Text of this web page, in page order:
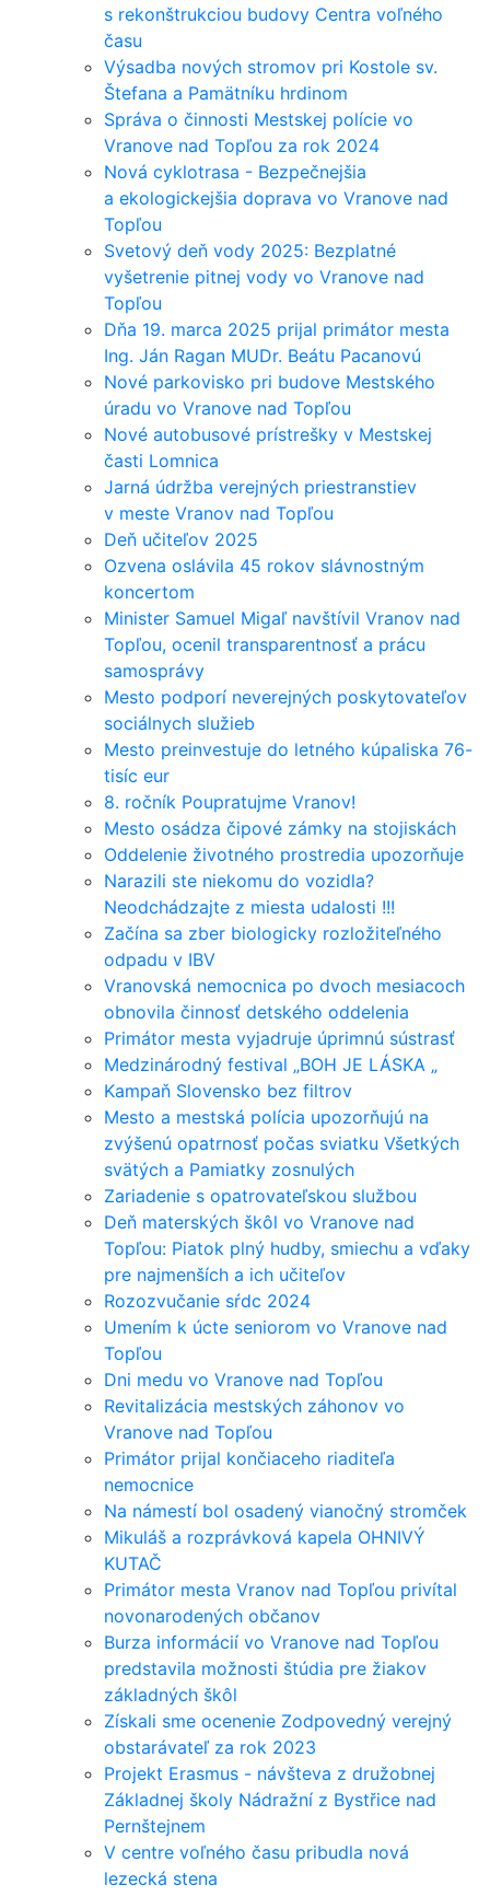
s rekonštrukciou budovy Centra voľného
času
Výsadba nových stromov pri Kostole sv.
Štefana a Pamätníku hrdinom
Správa o činnosti Mestskej polície vo
Vranove nad Topľou za rok 2024
Nová cyklotrasa - Bezpečnejšia
a ekologickejšia doprava vo Vranove nad
Topľou
Svetový deň vody 2025: Bezplatné
vyšetrenie pitnej vody vo Vranove nad
Topľou
Dňa 19. marca 2025 prijal primátor mesta
Ing. Ján Ragan MUDr. Beátu Pacanovú
Nové parkovisko pri budove Mestského
úradu vo Vranove nad Topľou
Nové autobusové prístrešky v Mestskej
časti Lomnica
Jarná údržba verejných priestranstiev
v meste Vranov nad Topľou
Deň učiteľov 2025
Ozvena oslávila 45 rokov slávnostným
koncertom
Minister Samuel Migaľ navštívil Vranov nad
Topľou, ocenil transparentnosť a prácu
samosprávy
Mesto podporí neverejných poskytovateľov
sociálnych služieb
Mesto preinvestuje do letného kúpaliska 76-
tisíc eur
8. ročník Poupratujme Vranov!
Mesto osádza čipové zámky na stojiskách
Oddelenie životného prostredia upozorňuje
Narazili ste niekomu do vozidla?
Neodchádzajte z miesta udalosti !!!
Začína sa zber biologicky rozložiteľného
odpadu v IBV
Vranovská nemocnica po dvoch mesiacoch
obnovila činnosť detského oddelenia
Primátor mesta vyjadruje úprimnú sústrasť
Medzinárodný festival „BOH JE LÁSKA „
Kampaň Slovensko bez filtrov
Mesto a mestská polícia upozorňujú na
zvýšenú opatrnosť počas sviatku Všetkých
svätých a Pamiatky zosnulých
Zariadenie s opatrovateľskou službou
Deň materských škôl vo Vranove nad
Topľou: Piatok plný hudby, smiechu a vďaky
pre najmenších a ich učiteľov
Rozozvučanie sŕdc 2024
Umením k úcte seniorom vo Vranove nad
Topľou
Dni medu vo Vranove nad Topľou
Revitalizácia mestských záhonov vo
Vranove nad Topľou
Primátor prijal končiaceho riaditeľa
nemocnice
Na námestí bol osadený vianočný stromček
Mikuláš a rozprávková kapela OHNIVÝ
KUTAČ
Primátor mesta Vranov nad Topľou privítal
novonarodených občanov
Burza informácií vo Vranove nad Topľou
predstavila možnosti štúdia pre žiakov
základných škôl
Získali sme ocenenie Zodpovedný verejný
obstarávateľ za rok 2023
Projekt Erasmus - návšteva z družobnej
Základnej školy Nádražní z Bystřice nad
Pernštejnem
V centre voľného času pribudla nová
lezecká stena